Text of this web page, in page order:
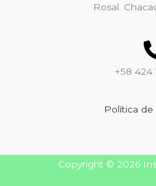
Rosal.
+58 424
Política de
Copyright © 2026